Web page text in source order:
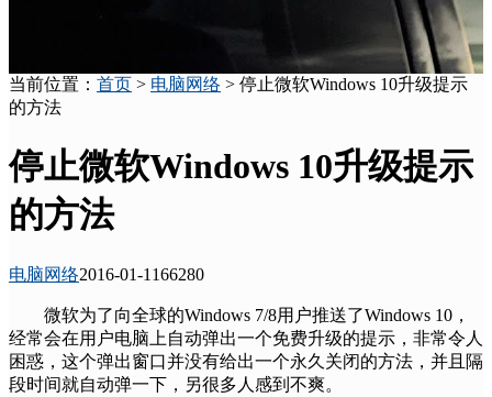
当前位置： 首页 > 电脑网络 > 停止微软Windows 10升级提示
的方法
停止微软Windows 10升级提示
的方法
电脑网络2016-01-1166280
微软为了向全球的Windows 7/8用户推送了Windows 10，
经常会在用户电脑上自动弹出一个免费升级的提示，非常令人
困惑，这个弹出窗口并没有给出一个永久关闭的方法，并且隔
段时间就自动弹一下，另很多人感到不爽。